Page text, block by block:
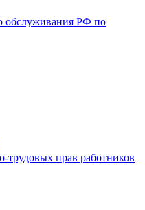
обслуживания РФ по
трудовых прав работников